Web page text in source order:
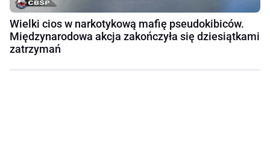
Wielki cios w narkotykową mafię pseudokibiców.
Międzynarodowa akcja zakończyła się dziesiątkami
zatrzymań